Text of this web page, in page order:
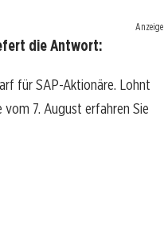
Anzeige
die Antwort:
für SAP-Aktionäre. Lohnt
7. August erfahren Sie